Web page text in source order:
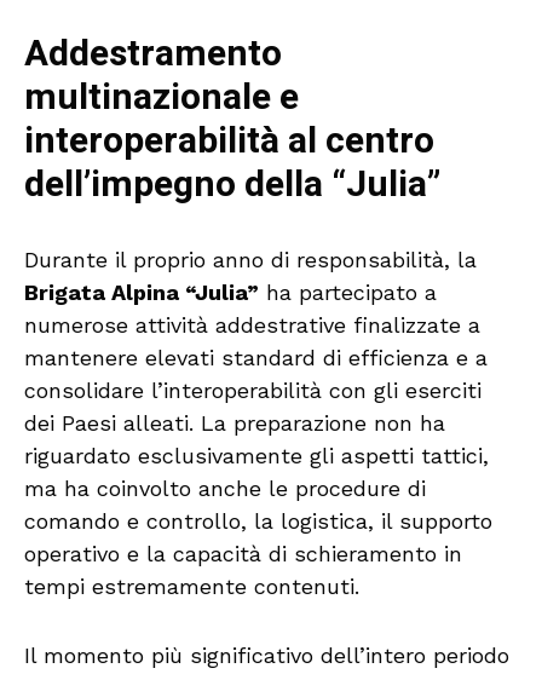
Addestramento
multinazionale e
interoperabilità al centro
dell’impegno della “Julia”
Durante il proprio anno di responsabilità, la
Brigata Alpina “Julia” ha partecipato a
numerose attività addestrative finalizzate a
mantenere elevati standard di efficienza e a
consolidare l’interoperabilità con gli eserciti
dei Paesi alleati. La preparazione non ha
riguardato esclusivamente gli aspetti tattici,
ma ha coinvolto anche le procedure di
comando e controllo, la logistica, il supporto
operativo e la capacità di schieramento in
tempi estremamente contenuti.
Il momento più significativo dell’intero periodo